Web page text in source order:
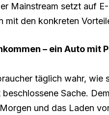
Mainstream setzt auf
mit den konkreten
– ein Auto mit
täglich wahr, wie
Sache.
und das Laden